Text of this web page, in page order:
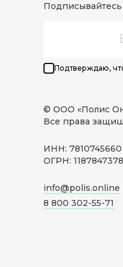
Подписывайтесь
Подтверждаю,
© ООО «Полис
Все права
ИНН: 7810745660
ОГРН:
info@polis.online
8 800 302-55-71